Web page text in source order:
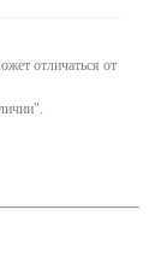
отличаться от